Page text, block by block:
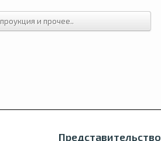
Представительство